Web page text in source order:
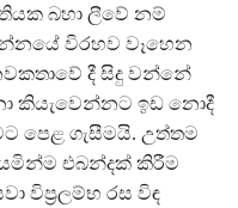
බහා ලීවේ නම්
විරහව වෑහෙන
දී සිදු වන්නේ
කියැවෙන්නට ඉඩ නොදී
පෙළ ගැසීමයි. උත්තම
එබන්දක් කිරීම
විප‍්‍රලම්භ රස විඳ